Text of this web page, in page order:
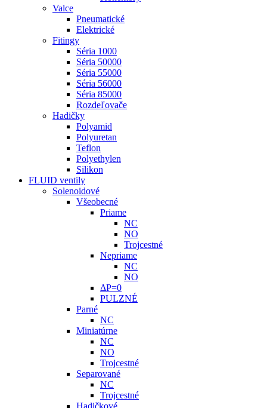
Valce
Pneumatické
Elektrické
Fitingy
Séria 1000
Séria 50000
Séria 55000
Séria 56000
Séria 85000
Rozdeľovače
Hadičky
Polyamid
Polyuretan
Teflon
Polyethylen
Silikon
FLUID ventily
Solenoidové
Všeobecné
Priame
NC
NO
Trojcestné
Nepriame
NC
NO
ΔP=0
PULZNÉ
Parné
NC
Miniatúrne
NC
NO
Trojcestné
Separované
NC
Trojcestné
Hadičkové